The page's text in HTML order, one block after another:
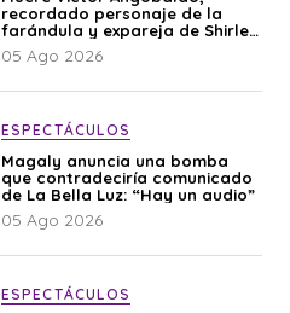
recordado personaje de la
farándula y expareja de Shirley
Cherres
05 Ago 2026
ESPECTÁCULOS
Magaly anuncia una bomba
que contradeciría comunicado
de La Bella Luz: “Hay un audio”
05 Ago 2026
ESPECTÁCULOS